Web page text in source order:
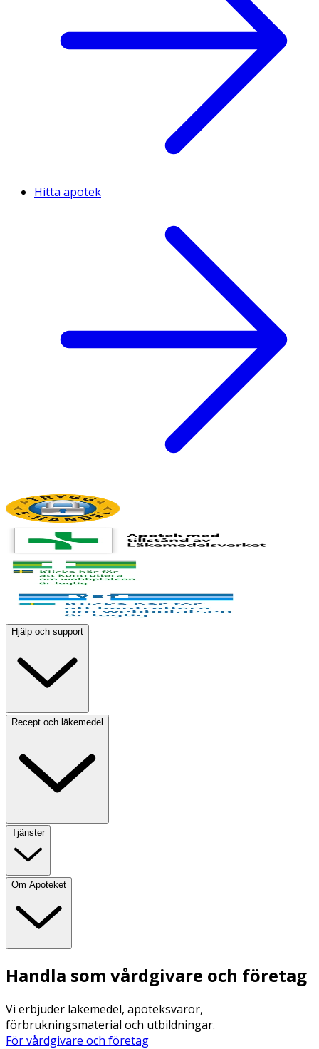
Hitta apotek
Hjälp och support
Recept och läkemedel
Tjänster
Om Apoteket
Handla som vårdgivare och företag
Vi erbjuder läkemedel, apoteksvaror,
förbrukningsmaterial och utbildningar.
För vårdgivare och företag